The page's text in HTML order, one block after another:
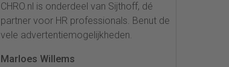
CHRO.nl is onderdeel van Sijthoff, dé
partner voor HR professionals. Benut de
vele advertentiemogelijkheden.
Marloes Willems